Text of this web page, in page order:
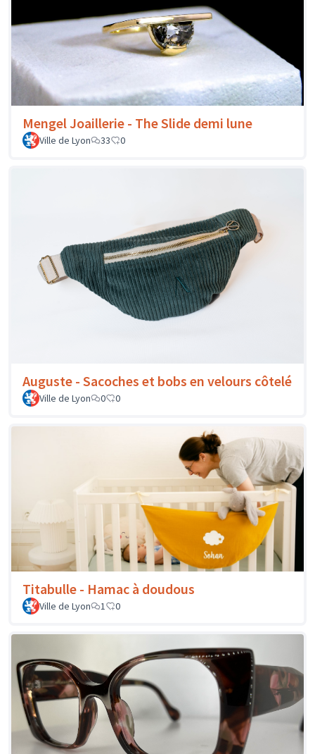
Mengel Joaillerie - The Slide demi lune
Ville de Lyon 33 0
Auguste - Sacoches et bobs en velours côtelé
Ville de Lyon 0 0
Titabulle - Hamac à doudous
Ville de Lyon 1 0